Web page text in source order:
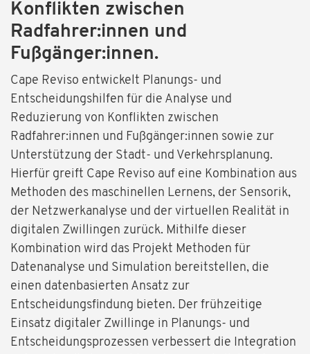
Konflikten zwischen
Radfahrer:innen und
Fußgänger:innen.
Cape Reviso entwickelt Planungs- und
Entscheidungshilfen für die Analyse und
Reduzierung von Konflikten zwischen
Radfahrer:innen und Fußgänger:innen sowie zur
Unterstützung der Stadt- und Verkehrsplanung.
Hierfür greift Cape Reviso auf eine Kombination aus
Methoden des maschinellen Lernens, der Sensorik,
der Netzwerkanalyse und der virtuellen Realität in
digitalen Zwillingen zurück. Mithilfe dieser
Kombination wird das Projekt Methoden für
Datenanalyse und Simulation bereitstellen, die
einen datenbasierten Ansatz zur
Entscheidungsfindung bieten. Der frühzeitige
Einsatz digitaler Zwillinge in Planungs- und
Entscheidungsprozessen verbessert die Integration